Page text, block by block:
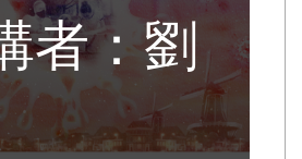
者：劉